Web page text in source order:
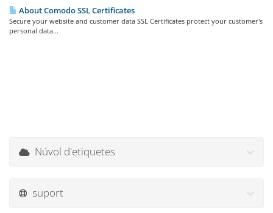
About Comodo SSL Certificates
Secure your website and customer data SSL Certificates protect your customer's
personal data...
Núvol d'etiquetes
suport